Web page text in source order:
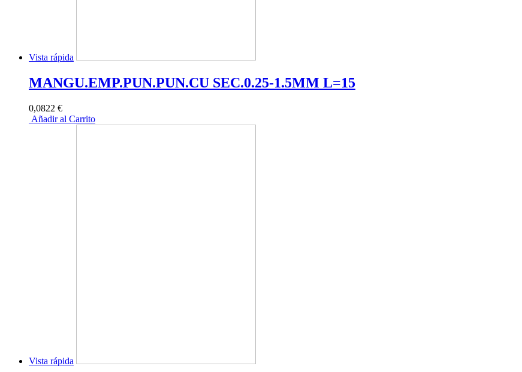
Vista rápida
MANGU.EMP.PUN.PUN.CU SEC.0.25-1.5MM L=15
0,0822 €
Añadir al Carrito
Vista rápida